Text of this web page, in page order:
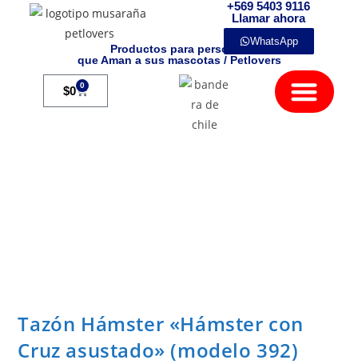
+569 5403 9116
Llamar ahora
WhatsApp
Productos para personas
que Aman a sus mascotas / Petlovers
$0 0
Tazón Hámster «Hámster con
Cruz asustado» (modelo 392)